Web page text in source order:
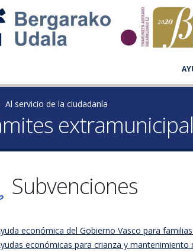
Al servicio de la ciudadanía
Subvenciones
económica del Gobierno Vasco para
económicas para crianza y